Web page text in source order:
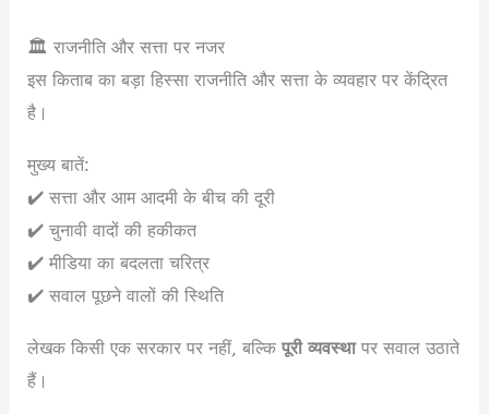
🏛️ राजनीति और सत्ता पर नजर
इस किताब का बड़ा हिस्सा राजनीति और सत्ता के व्यवहार पर केंद्रित
है।
मुख्य बातें:
✔️ सत्ता और आम आदमी के बीच की दूरी
✔️ चुनावी वादों की हकीकत
✔️ मीडिया का बदलता चरित्र
✔️ सवाल पूछने वालों की स्थिति
लेखक किसी एक सरकार पर नहीं, बल्किपूरी व्यवस्थापर सवाल उठाते
हैं।